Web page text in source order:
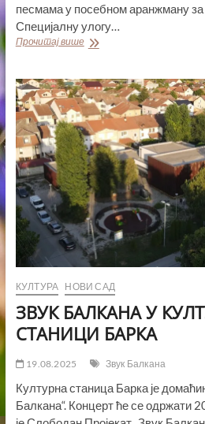
песмама у посебном аранжману за
Специјалну улогу…
Прочитај вишеКЛИСОМ
МАЛА
БАРКА
КУЛТУРА НОВИ САД
ЗВУК БАЛКАНА У
СТАНИЦИ БАРКА
19.08.2025 Звук Балкана
Културна станица Барка је
Балкана“. Концерт ће се одржати